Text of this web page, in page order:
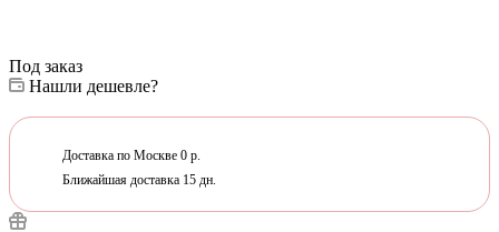
Под заказ
Нашли дешевле?
Доставка по Москве 0 р.
Ближайшая доставка 15 дн.